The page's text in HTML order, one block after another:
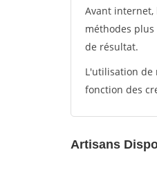
Avant internet,
méthodes
de résultat.
L'utilisation de
fonction des
Artisans